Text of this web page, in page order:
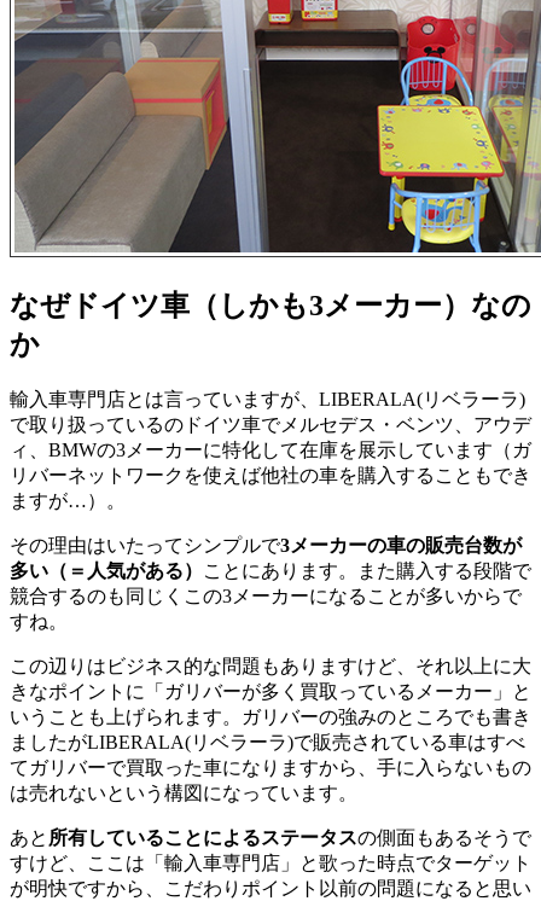
なぜドイツ車（しかも3メーカー）なの
か
輸入車専門店とは言っていますが、LIBERALA(リベラーラ)
で取り扱っているのドイツ車でメルセデス・ベンツ、アウデ
ィ、BMWの3メーカーに特化して在庫を展示しています（ガ
リバーネットワークを使えば他社の車を購入することもでき
ますが…）。
その理由はいたってシンプルで3メーカーの車の販売台数が
多い（＝人気がある）
ことにあります。また購入する段階で
競合するのも同じくこの3メーカーになることが多いからで
すね。
この辺りはビジネス的な問題もありますけど、それ以上に大
きなポイントに「ガリバーが多く買取っているメーカー」と
いうことも上げられます。ガリバーの強みのところでも書き
ましたがLIBERALA(リベラーラ)で販売されている車はすべ
てガリバーで買取った車になりますから、手に入らないもの
は売れないという構図になっています。
あと 所有していることによるステータスの側面もあるそうで
すけど、ここは「輸入車専門店」と歌った時点でターゲット
が明快ですから、こだわりポイント以前の問題になると思い